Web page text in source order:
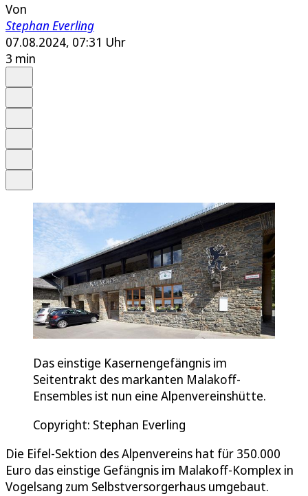
Von
Stephan Everling
07.08.2024, 07:31 Uhr
3 min
Das einstige Kasernengefängnis im
Seitentrakt des markanten Malakoff-
Ensembles ist nun eine Alpenvereinshütte.
Copyright: Stephan Everling
Die Eifel-Sektion des Alpenvereins hat für 350.000
Euro das einstige Gefängnis im Malakoff-Komplex in
Vogelsang zum Selbstversorgerhaus umgebaut.